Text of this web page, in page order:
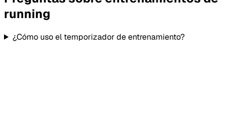
running
¿Cómo uso el temporizador de entrenamiento?